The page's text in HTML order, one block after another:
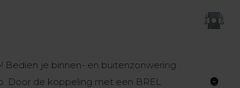
Bedien je binnen- en buitenzonwering
Door de koppeling met een BREL